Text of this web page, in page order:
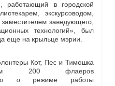
работающий в городской
экскурсоводом,
заведующего,
технологий», был
еще на крыльце мэрии.
Кот, Пес и Тимошка
200 флаеров
о режиме работы